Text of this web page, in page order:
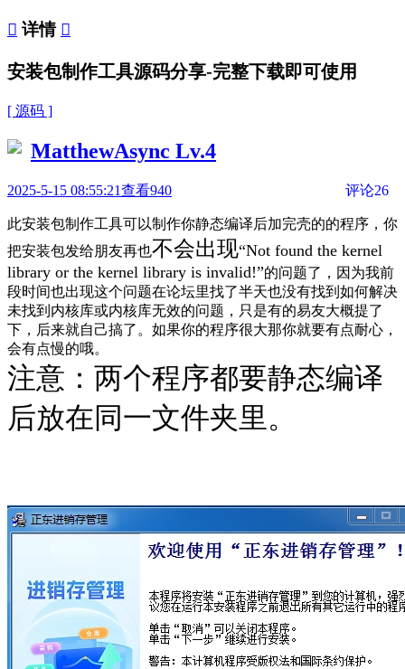
 详情 
安装包制作工具源码分享-完整下载即可使用
[ 源码 ]
MatthewAsync Lv.4
2025-5-15 08:55:21查看940 评论26
此安装包制作工具可以制作你静态编译后加完壳的的程序，你
把安装包发给朋友再也不会出现“Not found the kernel
library or the kernel library is invalid!”的问题了，因为我前
段时间也出现这个问题在论坛里找了半天也没有找到如何解决
未找到内核库或内核库无效的问题，只是有的易友大概提了
下，后来就自己搞了。如果你的程序很大那你就要有点耐心，
会有点慢的哦。
注意：两个程序都要静态编译
后放在同一文件夹里。